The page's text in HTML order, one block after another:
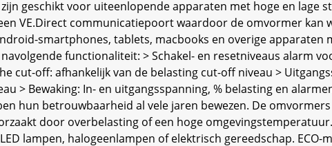
geschikt voor uiteenlopende apparaten met hoge en lage
VE.Direct communicatiepoort waardoor de omvormer
smartphones, tablets, macbooks en overige
functionaliteit: > Schakel- en resetniveaus alarm
cut-off: afhankelijk van de belasting cut-off niveau >
> Bewaking: In- en uitgangsspanning, % belasting en
hun betrouwbaarheid al vele jaren bewezen. De
door overbelasting of een hoge
lampen, halogeenlampen of elektrisch gereedschap.